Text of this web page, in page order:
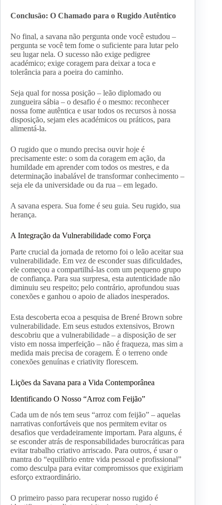
Conclusão: O Chamado para o Rugido Autêntico
No final, a savana não pergunta onde você estudou –
pergunta se você tem fome o suficiente para lutar pelo
seu lugar nela. O sucesso não exige pedigree
académico; exige coragem para deixar a toca e
tolerância para a poeira do caminho.
Seja qual for nossa posição – leão diplomado ou
zungueira sábia – o desafio é o mesmo: reconhecer
nossa fome autêntica e usar todos os recursos à nossa
disposição, sejam eles académicos ou práticos, para
alimentá-la.
O rugido que o mundo precisa ouvir hoje é
precisamente este: o som da coragem em ação, da
humildade em aprender com todos os mestres, e da
determinação inabalável de transformar conhecimento –
seja ele da universidade ou da rua – em legado.
A savana espera. Sua fome é seu guia. Seu rugido, sua
herança.
A Integração da Vulnerabilidade como Força
Parte crucial da jornada de retorno foi o leão aceitar sua
vulnerabilidade. Em vez de esconder suas dificuldades,
ele começou a compartilhá-las com um pequeno grupo
de confiança. Para sua surpresa, esta autenticidade não
diminuiu seu respeito; pelo contrário, aprofundou suas
conexões e ganhou o apoio de aliados inesperados.
Esta descoberta ecoa a pesquisa de Brené Brown sobre
vulnerabilidade. Em seus estudos extensivos, Brown
descobriu que a vulnerabilidade – a disposição de ser
visto em nossa imperfeição – não é fraqueza, mas sim a
medida mais precisa de coragem. É o terreno onde
conexões genuínas e criativity florescem.
Lições da Savana para a Vida Contemporânea
Identificando O Nosso “Arroz com Feijão”
Cada um de nós tem seus “arroz com feijão” – aquelas
narrativas confortáveis que nos permitem evitar os
desafios que verdadeiramente importam. Para alguns, é
se esconder atrás de responsabilidades burocráticas para
evitar trabalho criativo arriscado. Para outros, é usar o
mantra do “equilíbrio entre vida pessoal e profissional”
como desculpa para evitar compromissos que exigiriam
esforço extraordinário.
O primeiro passo para recuperar nosso rugido é